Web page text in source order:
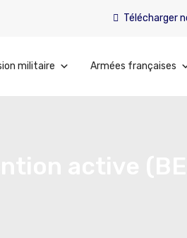
Télécharger
militaire Armées françaises